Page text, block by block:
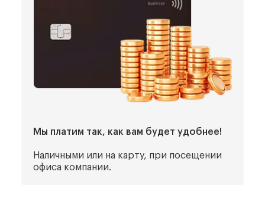
Мы платим так, как вам будет удобнее!
Наличными или на карту, при посещении
офиса компании.